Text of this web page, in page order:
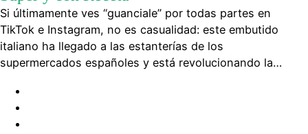
Si últimamente ves “guanciale” por todas partes en
TikTok e Instagram, no es casualidad: este embutido
italiano ha llegado a las estanterías de los
supermercados españoles y está revolucionando la…